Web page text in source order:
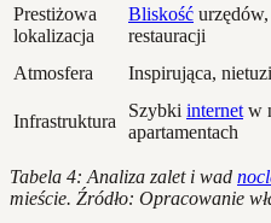
Prestiżowa
lokalizacja
Bliskość urzędów,
restauracji
Atmosfera
Inspirująca,
Infrastruktura
Szybki internet w
apartamentach
Tabela 4: Analiza zalet i wad
mieście. Źródło: Opracowanie